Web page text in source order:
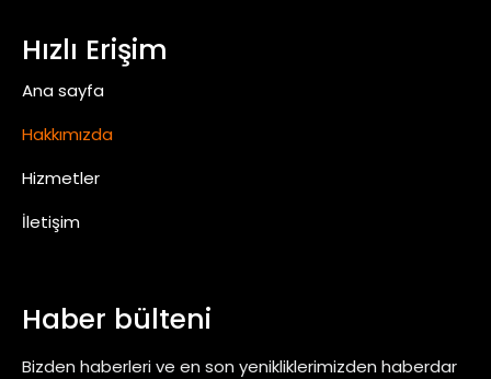
Hızlı Erişim
Ana sayfa
Hakkımızda
Hizmetler
İletişim
Haber bülteni
Bizden haberleri ve en son yenikliklerimizden haberdar